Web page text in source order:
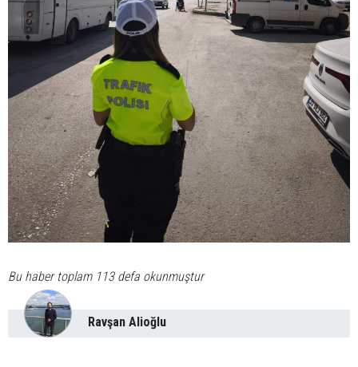
Bu haber toplam 113 defa okunmuştur
Ravşan Alioğlu